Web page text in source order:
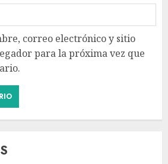
correo electrónico y sitio
para la próxima vez que